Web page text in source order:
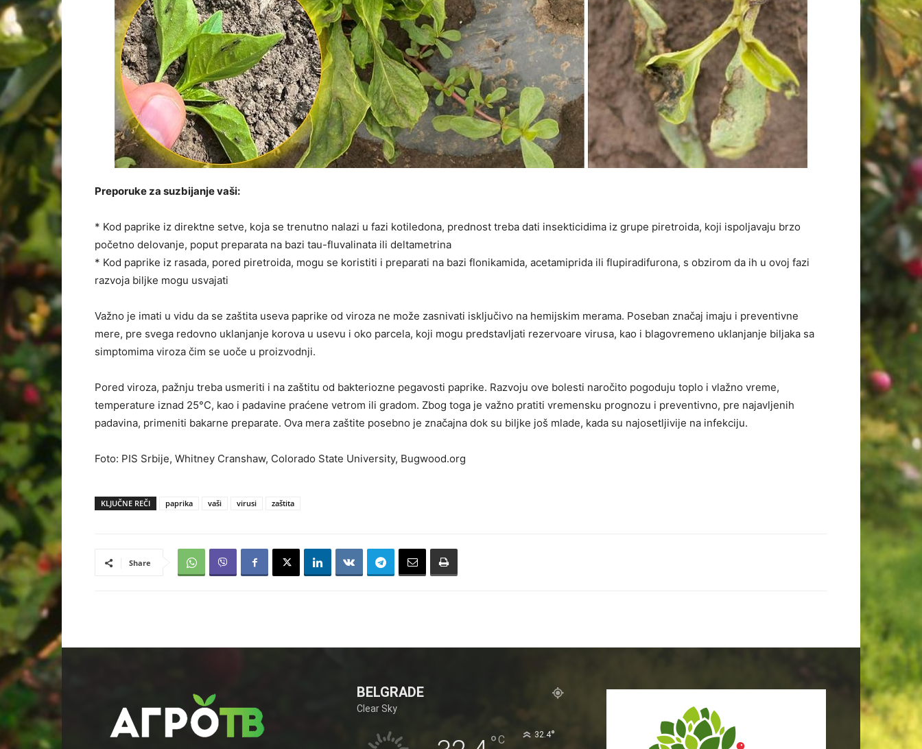
Preporuke za suzbijanje vaši:
* Kod paprike iz direktne setve, koja se trenutno nalazi u fazi kotiledona, prednost treba dati insekticidima iz grupe piretroida, koji ispoljavaju brzo
početno delovanje, poput preparata na bazi tau-fluvalinata ili deltametrina
* Kod paprike iz rasada, pored piretroida, mogu se koristiti i preparati na bazi flonikamida, acetamiprida ili flupiradifurona, s obzirom da ih u ovoj fazi
razvoja biljke mogu usvajati
Važno je imati u vidu da se zaštita useva paprike od viroza ne može zasnivati isključivo na hemijskim merama. Poseban značaj imaju i preventivne
mere, pre svega redovno uklanjanje korova u usevu i oko parcela, koji mogu predstavljati rezervoare virusa, kao i blagovremeno uklanjanje biljaka sa
simptomima viroza čim se uoče u proizvodnji.
Pored viroza, pažnju treba usmeriti i na zaštitu od bakteriozne pegavosti paprike. Razvoju ove bolesti naročito pogoduju toplo i vlažno vreme,
temperature iznad 25°C, kao i padavine praćene vetrom ili gradom. Zbog toga je važno pratiti vremensku prognozu i preventivno, pre najavljenih
padavina, primeniti bakarne preparate. Ova mera zaštite posebno je značajna dok su biljke još mlade, kada su najosetljivije na infekciju.
Foto: PIS Srbije, Whitney Cranshaw, Colorado State University, Bugwood.org
KLJUČNE REČI paprika vaši virusi zaštita
Share
BELGRADE
Clear Sky
°C 32.4°